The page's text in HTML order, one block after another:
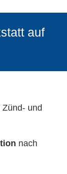
auf
und
nach